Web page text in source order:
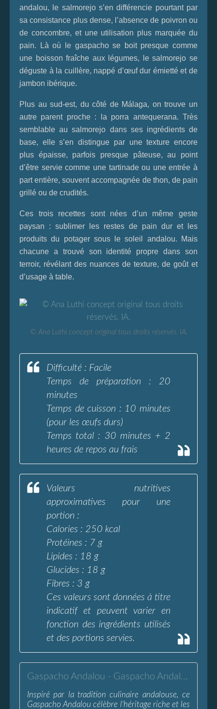
andalou, le salmorejo s’en différencie pourtant par
sa consistance plus dense, l’absence de poivron ou
de concombre, et une utilisation plus marquée du
pain. Là où le gaspacho se boit presque comme
une boisson fraîche aux légumes, le salmorejo se
déguste à la cuillère, nappé d’œuf dur émietté et de
jambon ibérique.
Plus au sud-est, du côté de Málaga, on trouve un
autre parent proche : la porra antequerana. Très
semblable au salmorejo dans ses ingrédients de
base, elle s’en distingue par une texture encore
plus épaisse, parfois presque pâteuse, au point
d’être servie comme une tartinade ou une entrée à
part entière, souvent accompagnée de thon, de pain
grillé ou de crudités.
Ces trois recettes sont nées d’un même geste
paysan : sublimer les restes de pain dur et les
produits du potager sous le soleil andalou. Mais
chacune a trouvé son identité propre dans son
terroir, révélant des nuances de texture, de goût et
d’usage à table.
© Ana Luthi concept original tous droits réservés. IA.
Difficulté : Facile
Temps de préparation : 20
minutes
Temps de cuisson : 10 minutes
(pour les œufs durs)
Temps total : 30 minutes + 2
heures de repos au frais
Valeurs nutritives
approximatives pour une
portion :
Calories : 250 kcal
Protéines : 7 g
Lipides : 18 g
Glucides : 18 g
Fibres : 3 g
Ces valeurs sont données à titre
indicatif et peuvent varier en
fonction des ingrédients utilisés
et des portions servies.
Gaspacho Andalou - Gaspacho Andaluz - L'Eau à la Bouche
Inspiré par la tradition culinaire andalouse, ce
Gaspacho Andalou célèbre l'héritage riche et les